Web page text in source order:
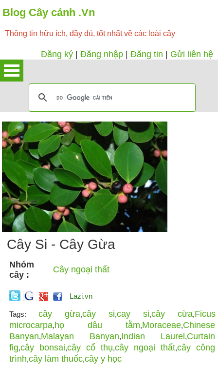
Blog Cây cảnh .Vn
Thông tin hữu ích, đầy đủ, tốt nhất về các loài cây
Đăng ký Đăng nhập Đăng tin Gửi liên hệ
Cây Si - Cây Gừa
Nhóm
cây :
Cây ngoại thất
Lazi.vn
Tags:cây gừa,cây si,cay si,cây cừa,Ficus
microcarpa,họ dâu tằm,Moraceae,Chinese
Banyan,Malayan Banyan,Indian Laurel ,Curtain
fig,cây bonsai,cây cổ thụ,cây ngoại thất,cây công
trình,cây làm thuốc,cây y học